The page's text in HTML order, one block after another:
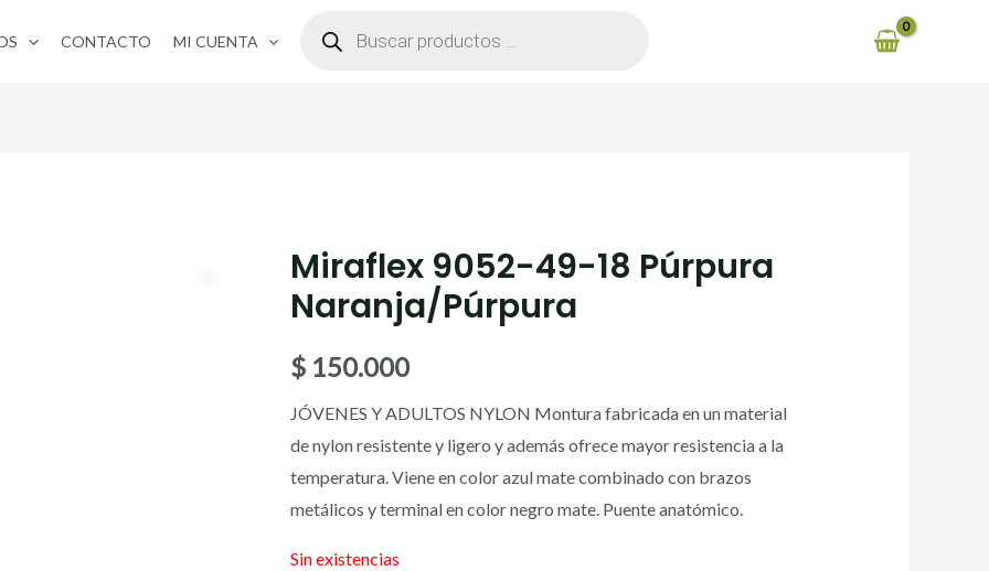
CONTACTO MI CUENTA
PRODUCTOS
Miraflex 9052-49-18 Púrpura
Naranja/Púrpura
$ 150.000
JÓVENES Y ADULTOS NYLON Montura fabricada en un material
de nylon resistente y ligero y además ofrece mayor resistencia a la
temperatura. Viene en color azul mate combinado con brazos
metálicos y terminal en color negro mate. Puente anatómico.
Sin existencias